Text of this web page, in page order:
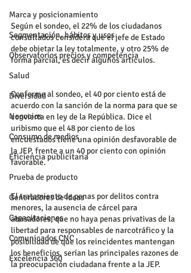
Marca y posicionamiento
Segmentación, hábitos y usos
Observatorios precios y competencia
Salud
Diversidad
Negocios
Consumo de medios
Eficiencia publicitaria
Prueba de producto
Generadores de ideas
Capacitaciones
Comunicados CNC
Excelencia 360
Según el sondeo, el 22% de los ciudadanos
consultados considera que el jefe de Estado
debe objetar la ley totalmente, y otro 25% de
forma parcial, es decir algunos artículos.
Conforme al sondeo, el 40 por ciento está de
acuerdo con la sanción de la norma para que se
convierta en ley de la República. Dice el
uribismo que el 48 por ciento de los
encuestados tiene una opinión desfavorable de
la JEP, frente a un 40 por ciento con opinión
favorable.
El tratamiento de penas por delitos contra
menores, la ausencia de cárcel para
abusadores, que no haya penas privativas de la
libertad para responsables de narcotráfico y la
posibilidad de que los reincidentes mantengan
los beneficios, serían las principales razones de
la preocupación ciudadana frente a la JEP.